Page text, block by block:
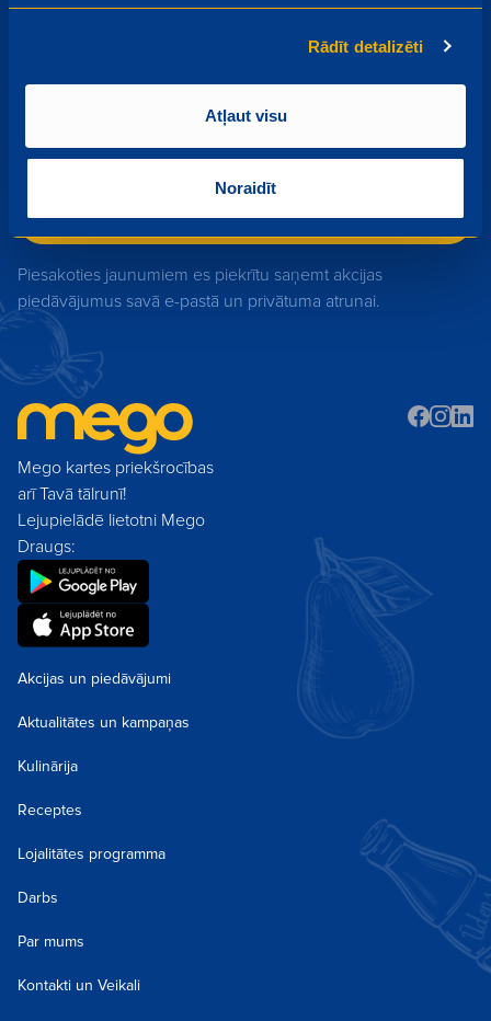
Rādīt detalizēti
Atļaut visu
Noraidīt
Piesakies Mego jaunumiem
Akcijas, izpārdošanas, jauni produkti - uzzini pirmais par
Pieteikties
Piesakoties jaunumiem es piekrītu saņemt akcijas
piedāvājumus savā e-pastā un privātuma atrunai.
Mego kartes priekšrocības
arī Tavā tālrunī!
Lejupielādē lietotni Mego
Draugs:
Akcijas un piedāvājumi
Aktualitātes un kampaņas
Kulinārija
Receptes
Lojalitātes programma
Darbs
Par mums
Kontakti un Veikali